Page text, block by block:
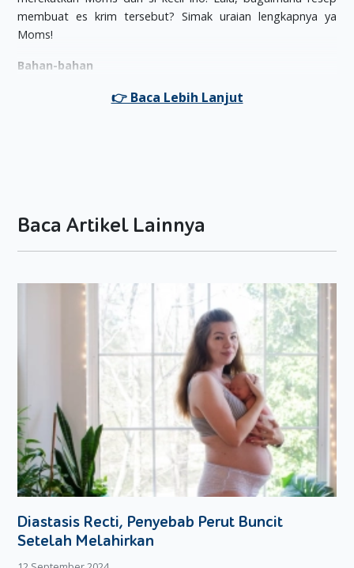
membuat es krim tersebut? Simak uraian lengkapnya ya
Moms!
Bahan-bahan
500 ml krim kental
Pertama, lakukan proses pengocokan pada krim kental
menggunakan mixer dengan kecepatan yang cukup
membalik- memiringkan mangkuk pengocok untuk
mengujinya. Jika krim tidak bergerak, berarti sudah
Tambahkan susu kental manis yang diikuti dengan
vanilla dan air lemon.
Kocok lagi dengan menggunakan mixer hingga semua
Tambahkan sirup karamel ke dalam adonan. Aduk
dengan spatula hingga merata.
Setelah selesai, pindahkan ke dalam wadah, tutup rapat
dan masukkan ke dalam freezer. Diamkan selama 6
sampai dengan 12 jam.
pelengkap lain kesukaan si kecil!
Baca Artikel Lainnya
Diastasis Recti, Penyebab Perut Buncit
Setelah Melahirkan